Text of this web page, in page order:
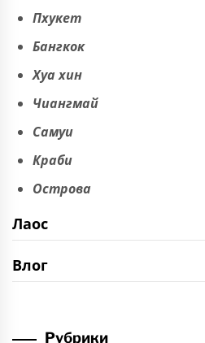
Пхукет
Бангкок
Хуа хин
Чиангмай
Самуи
Краби
Острова
Лаос
Влог
Рубрики